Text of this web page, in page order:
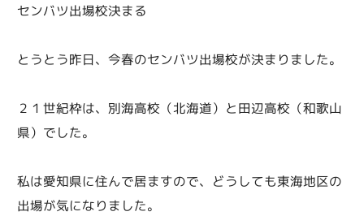
センバツ出場校決まる
とうとう昨日、今春のセンバツ出場校が決まりました。
２１世紀枠は、別海高校（北海道）と田辺高校（和歌山
県）でした。
私は愛知県に住んで居ますので、どうしても東海地区の
出場が気になりました。